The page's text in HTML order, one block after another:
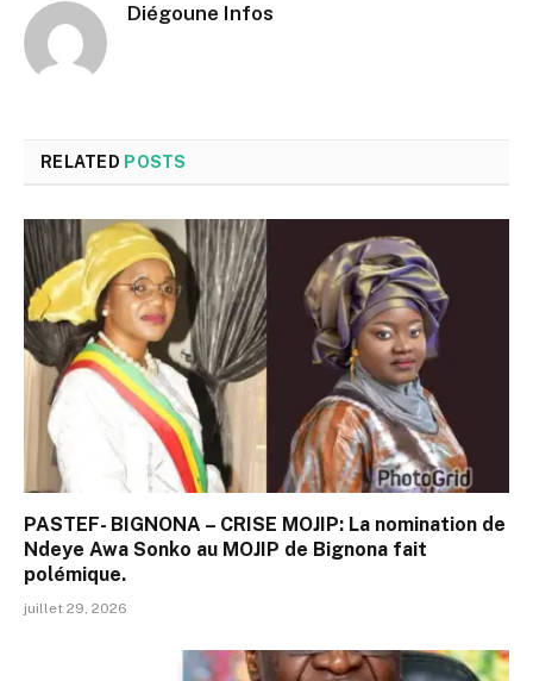
Diégoune Infos
RELATED POSTS
PASTEF- BIGNONA – CRISE MOJIP: La nomination de
Ndeye Awa Sonko au MOJIP de Bignona fait
polémique.
juillet 29, 2026